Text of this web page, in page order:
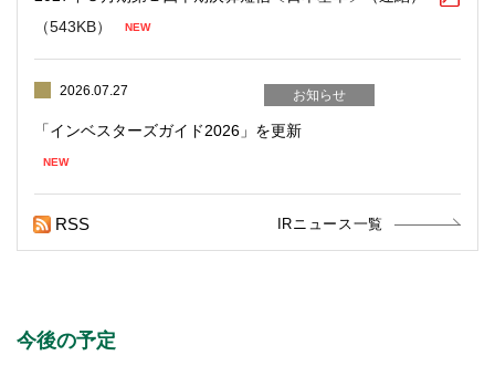
（543KB）
2026.07.27 お知らせ
IRニュース一覧
RSS
今後の予定